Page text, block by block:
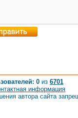
0 из 6701
информация
автора сайта